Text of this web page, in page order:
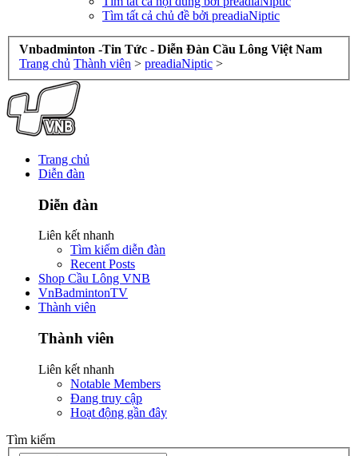
Tìm tất cả chủ đề bởi preadiaNiptic
Vnbadminton -Tin Tức - Diễn Đàn Cầu Lông Việt Nam
Trang chủ Thành viên > preadiaNiptic >
Trang chủ
Diễn đàn
Diễn đàn
Liên kết nhanh
Tìm kiếm diễn đàn
Recent Posts
Shop Cầu Lông VNB
VnBadmintonTV
Thành viên
Thành viên
Liên kết nhanh
Notable Members
Đang truy cập
Hoạt động gần đây
Tìm kiếm